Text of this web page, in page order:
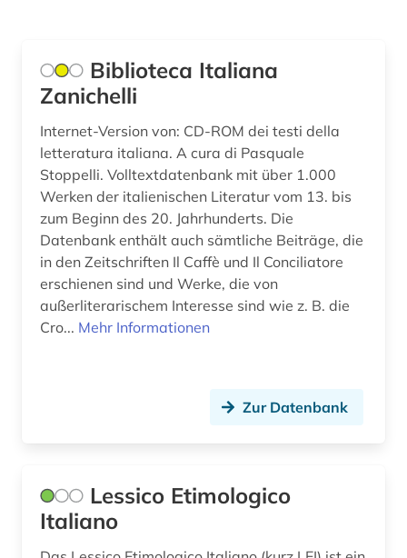
mandarin (1)
mehrsprachig (1)
mehrsprachiges wörterbuch (1)
morphologie (1)
musik (1)
nachschlagewerk (1)
online-publikation (1)
Biblioteca Italiana
Zanichelli
Internet-Version von: CD-ROM dei testi della
letteratura italiana. A cura di Pasquale
Stoppelli. Volltextdatenbank mit über 1.000
Werken der italienischen Literatur vom 13. bis
zum Beginn des 20. Jahrhunderts. Die
Datenbank enthält auch sämtliche Beiträge, die
in den Zeitschriften Il Caffè und Il Conciliatore
erschienen sind und Werke, die von
außerliterarischem Interesse sind wie z. B. die
Cro... Mehr Informationen
Zur Datenbank
Lessico Etimologico
Italiano